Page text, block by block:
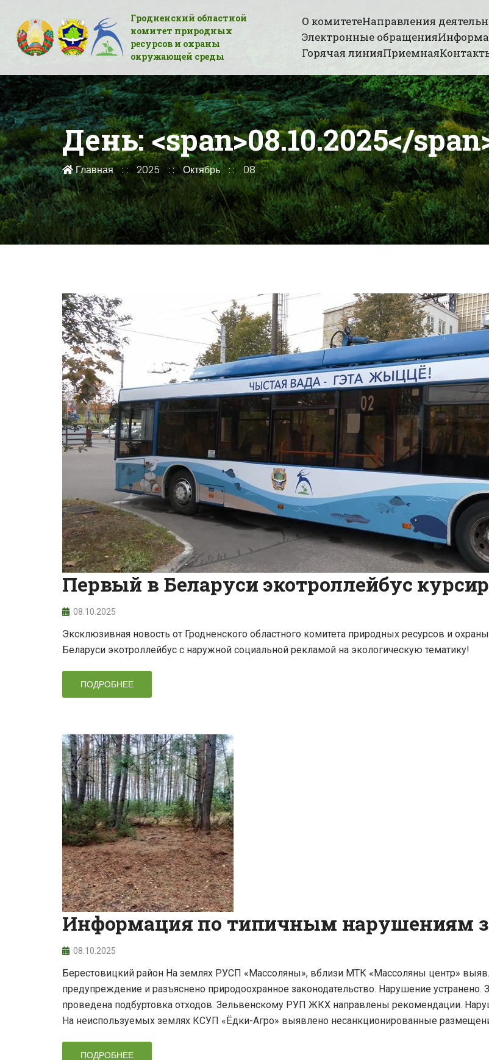
Гродненский областной
комитет природных
ресурсов и охраны
окружающей среды
О комитетеНаправления
Электронные обращения
Горячая линияПриемная
День: <span>08.10.2025</
Главная 2025 Октябрь 08
Первый в Беларуси экотроллейбус
08.10.2025
Эксклюзивная новость от Гродненского областного комитета природных ресурсов и
Беларуси экотроллейбус с наружной социальной рекламой на экологическую тематику!
ПОДРОБНЕЕ
Информация по типичным нарушениям за
08.10.2025
Берестовицкий район На землях РУСП «Массоляны», вблизи МТК «Массоляны центр»
предупреждение и разъяснено природоохранное законодательство. Нарушение
проведена подбуртовка отходов. Зельвенскому РУП ЖКХ направлены рекомендации.
На неиспользуемых землях КСУП «Ёдки-Агро» выявлено несанкционированные
ПОДРОБНЕЕ